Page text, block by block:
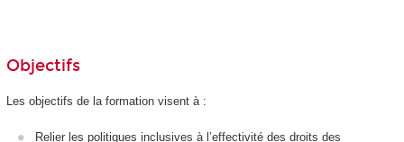
Objectifs
Les objectifs de la formation visent à :
Relier les politiques inclusives à l’effectivité des droits des